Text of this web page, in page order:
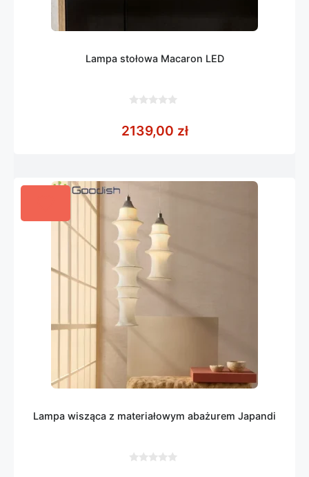
Lampa stołowa Macaron LED
5
2139,00 zł
Lampa wisząca z materiałowym abażurem Japandi